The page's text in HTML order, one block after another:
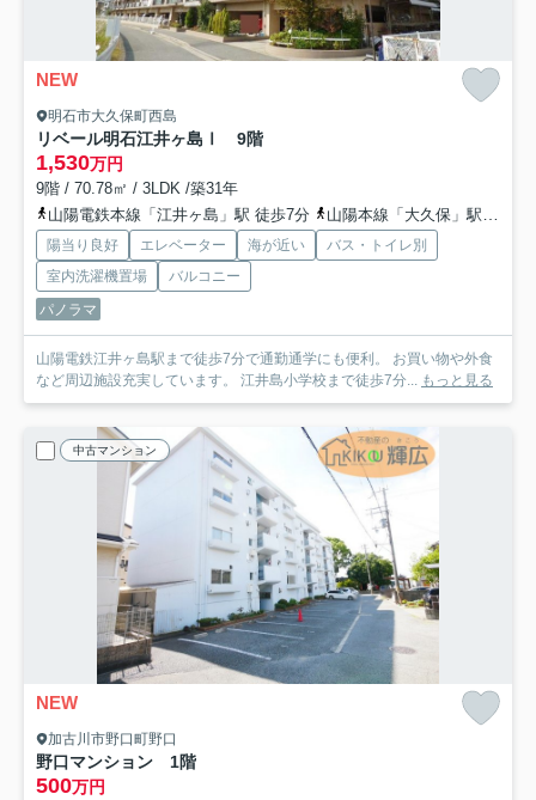
NEW
明石市大久保町西島
リベール明石江井ヶ島Ⅰ 9階
1,530万円
9階 / 70.78㎡ / 3LDK /築31年
山陽電鉄本線「江井ヶ島」駅 徒歩7分
山陽本線「大久保」駅 徒歩29分
陽当り良好 エレベーター 海が近い
バス・トイレ別
室内洗濯機置場
バルコニー
パノラマ
山陽電鉄江井ヶ島駅まで徒歩7分で通勤通学にも便利。 お買い物や外食
など周辺施設充実しています。 江井島小学校まで徒歩7分... もっと見る
中古マンション
NEW
加古川市野口町野口
野口マンション 1階
500万円